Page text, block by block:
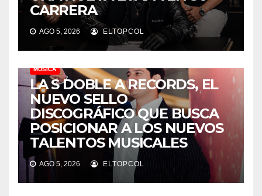
CARRERA
AGO 5, 2026 ELTOPCOL
MÚSICA
LA S DOBLE A RECORDS, EL
NUEVO SELLO
DISCOGRÁFICO QUE BUSCA
POSICIONAR A LOS NUEVOS
TALENTOS MUSICALES
AGO 5, 2026 ELTOPCOL